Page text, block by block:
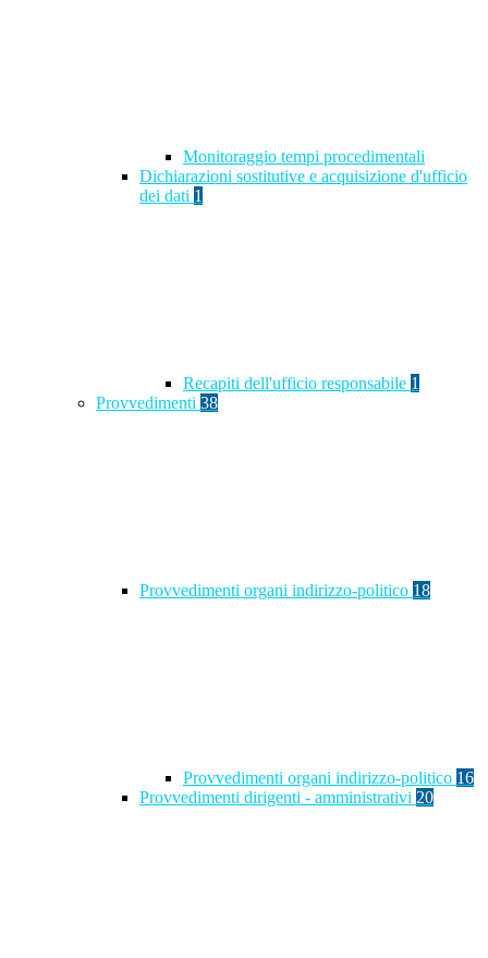
Monitoraggio tempi procedimentali
Dichiarazioni sostitutive e acquisizione d'ufficio
dei dati 1
Recapiti dell'ufficio responsabile 1
Provvedimenti 38
Provvedimenti organi indirizzo-politico 18
Provvedimenti organi indirizzo-politico 16
Provvedimenti dirigenti - amministrativi 20